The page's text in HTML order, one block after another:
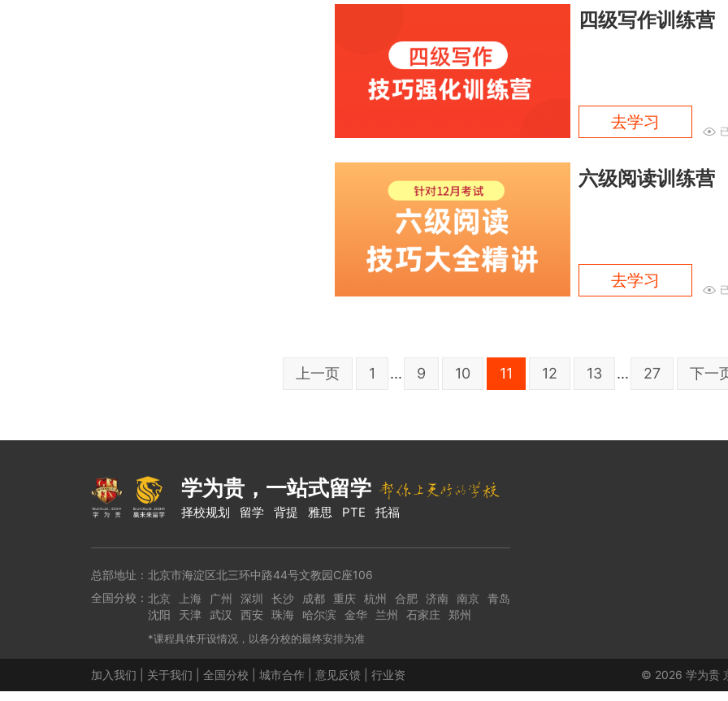
四级写作训练营
去学习
六级阅读训练营
去学习
上一页 1 ... 9 10 11 12 13 ... 27 下一
学为贵，一站式留学
择校规划 留学 背提 雅思 PTE 托福
总部地址：北京市海淀区北三环中路44号文教园C座106
全国分校： 北京 上海 广州 深圳 长沙 成都 重庆 杭州 合肥 济南 南京
青岛
沈阳
天津 武汉 西安 珠海 哈尔滨 金华 兰州 石家庄 郑州
*课程具体开设情况，以各分校的最终安排为准
加入我们 关于我们 全国分校 城市合作 意见反馈 行业资 © 2026 学为贵